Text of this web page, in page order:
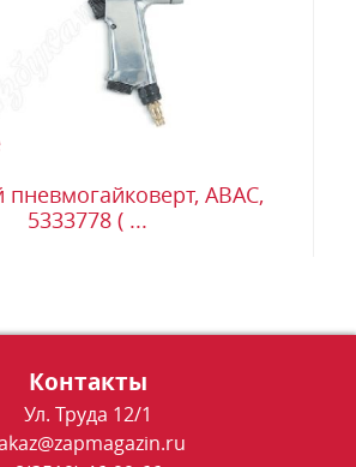
ABAC,
5333778 ( ...
Контакты
Ул. Труда 12/1